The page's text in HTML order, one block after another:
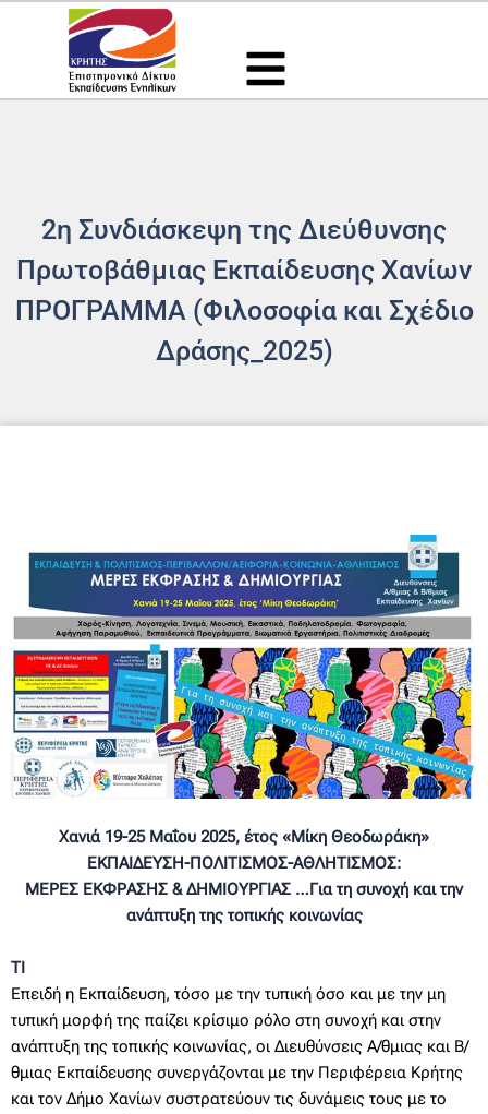
Μετάβαση
περιεχόμενο
2η Συνδιάσκεψη της Διεύθυνσης
Πρωτοβάθμιας Εκπαίδευσης Χανίων
ΠΡΟΓΡΑΜΜΑ (Φιλοσοφία και Σχέδιο
Δράσης_2025)
Χανιά 19-25 Μαΐου 2025, έτος «Μίκη Θεοδωράκη»
ΕΚΠΑΙΔΕΥΣΗ-ΠΟΛΙΤΙΣΜΟΣ-ΑΘΛΗΤΙΣΜΟΣ:
ΜΕΡΕΣ ΕΚΦΡΑΣΗΣ & ΔΗΜΙΟΥΡΓΙΑΣ …Για τη συνοχή και την
ανάπτυξη της τοπικής κοινωνίας
ΤΙ
Επειδή η Εκπαίδευση, τόσο με την τυπική όσο και με την μη
τυπική μορφή της παίζει κρίσιμο ρόλο στη συνοχή και στην
ανάπτυξη της τοπικής κοινωνίας, οι Διευθύνσεις Α/θμιας και Β/
θμιας Εκπαίδευσης συνεργάζονται με την Περιφέρεια Κρήτης
και τον Δήμο Χανίων συστρατεύουν τις δυνάμεις τους με το